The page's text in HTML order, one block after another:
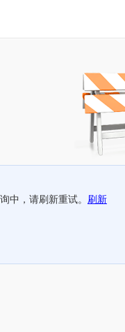
中，请刷新重试。 刷新